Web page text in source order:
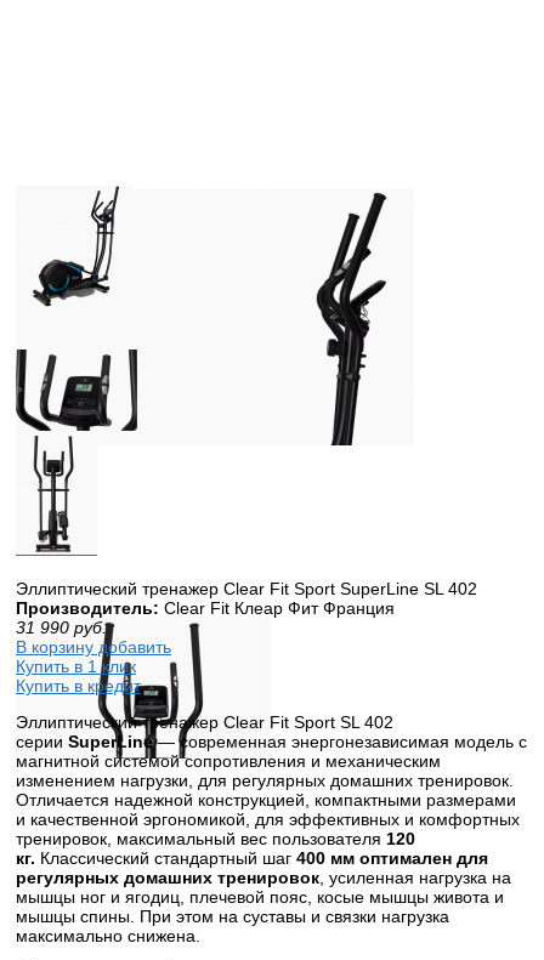
Эллиптический тренажер Clear Fit Sport SuperLine SL 402
Производитель: Clear Fit Клеар Фит Франция
31 990 руб.
В корзину добавить
Купить в 1 клик
Купить в кредит
Эллиптический тренажер Clear Fit Sport SL 402
серии SuperLine— современная энергонезависимая модель с
магнитной системой сопротивления и механическим
изменением нагрузки, для регулярных домашних тренировок.
Отличается надежной конструкцией, компактными размерами
и качественной эргономикой, для эффективных и комфортных
тренировок, максимальный вес пользователя 120
кг. Классический стандартный шаг 400 мм оптимален для
регулярных домашних тренировок , усиленная нагрузка на
мышцы ног и ягодиц, плечевой пояс, косые мышцы живота и
мышцы спины. При этом на суставы и связки нагрузка
максимально снижена.